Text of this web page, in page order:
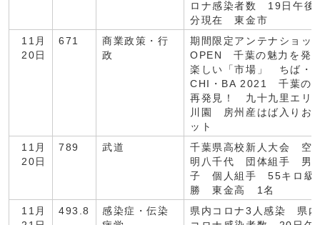
ロナ感染者数 19日午後
分現在 東金市
11月
20日
671
商業政策・行
政
期間限定アンテナショッ
OPEN 千葉の魅力を発
楽しい「市場」 ちば・I
CHI・BA 2021 千葉の
再発見！ 九十九里エリ
川園 房州産はば入りお
ット
11月
20日
789 武道
千葉県高校新人大会 空
明八千代 団体組手 男
子 個人組手 55キロ級
勝 東金高 1名
11月
493.8
感染症・伝染
県内コロナ3人感染 県